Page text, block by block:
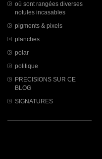
où sont rangées diverses
notules incasables
pigments & pixels
planches
polar
politique
PRECISIONS SUR CE
BLOG
SIGNATURES